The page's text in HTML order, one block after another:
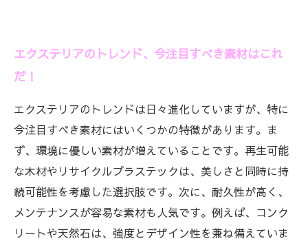
エクステリアのトレンド、今注目すべき素材はこれ
だ！
エクステリアのトレンドは日々進化していますが、特に
今注目すべき素材にはいくつかの特徴があります。ま
ず、環境に優しい素材が増えていることです。再生可能
な木材やリサイクルプラステックは、美しさと同時に持
続可能性を考慮した選択肢です。次に、耐久性が高く、
メンテナンスが容易な素材も人気です。例えば、コンク
リートや天然石は、強度とデザイン性を兼ね備えていま